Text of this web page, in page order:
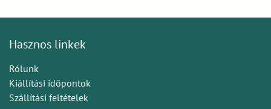
Hasznos linkek
Rólunk
Kiállítási időpontok
Szállítási feltételek